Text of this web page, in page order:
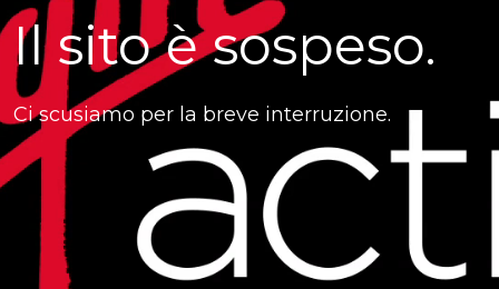
Il sito è sospeso.
Ci scusiamo per la breve interruzione.